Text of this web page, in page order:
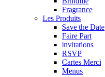
Fragrance
Les Produits
Save the Date
Faire Part
invitations
RSVP
Cartes Merci
Menus